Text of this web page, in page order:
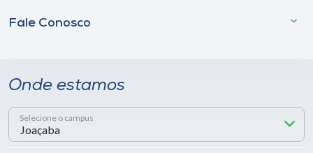
Fale Conosco
Onde estamos
Selecione o campus